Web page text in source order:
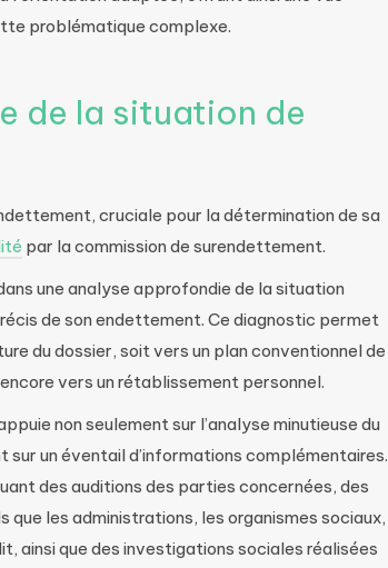
problématique complexe.
de la situation de
cruciale pour la détermination de sa
par la commission de surendettement.
une analyse approfondie de la situation
de son endettement. Ce diagnostic permet
du dossier, soit vers un plan conventionnel de
vers un rétablissement personnel.
non seulement sur l’analyse minutieuse du
un éventail d’informations complémentaires.
des auditions des parties concernées, des
les administrations, les organismes sociaux,
ainsi que des investigations sociales réalisées